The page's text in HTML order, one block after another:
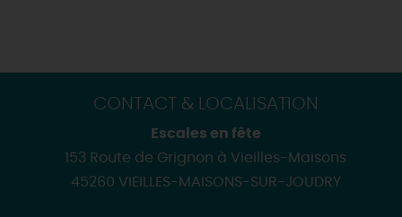
CONTACT & LOCALISATION
Escales en fête
153 Route de Grignon à Vieilles-Maisons
45260 VIEILLES-MAISONS-SUR-JOUDRY